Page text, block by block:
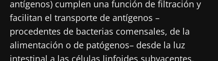
antígenos) cumplen una función de filtración y
facilitan el transporte de antígenos –
procedentes de bacterias comensales, de la
alimentación o de patógenos– desde la luz
intestinal a las células linfoides subyacentes.